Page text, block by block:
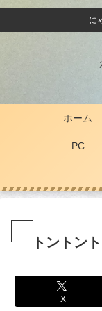
に
ホーム
PC
トントン
X